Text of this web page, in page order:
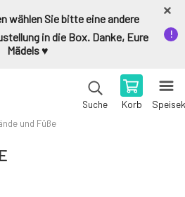
wählen Sie bitte eine andere
in die Box. Danke, Eure
Mädels ♥️
Suche Korb
und Füße